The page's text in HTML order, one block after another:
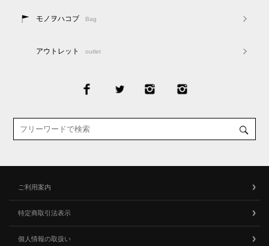
モノヲハコブ Bag
アウトレット outlet
ご利用案内
特定商取引法表示
個人情報の取扱い